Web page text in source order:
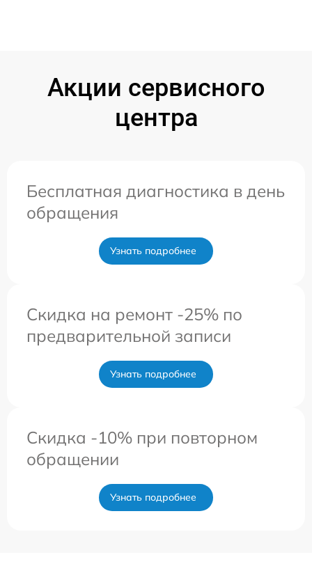
Акции сервисного
центра
Бесплатная диагностика в день
обращения
Узнать подробнее
Скидка на ремонт -25% по
предварительной записи
Узнать подробнее
Скидка -10% при повторном
обращении
Узнать подробнее